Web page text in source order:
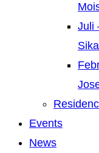
Juli
Events
News